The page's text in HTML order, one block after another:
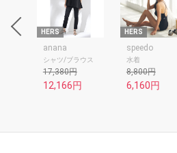
HERS
anana
シャツ/ブラウス
17,380円
12,166円
HERS
speedo
水着
8,800円
6,160円